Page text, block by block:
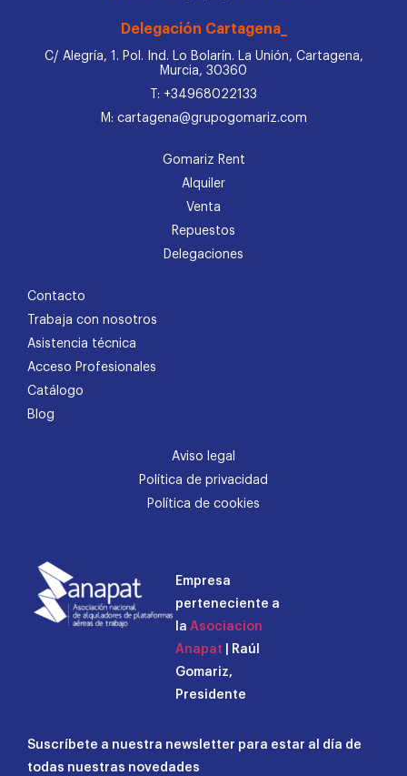
Delegación Cartagena_
C/ Alegría, 1. Pol. Ind. Lo Bolarín. La Unión, Cartagena,
Murcia, 30360
T: +34968022133
M: cartagena@grupogomariz.com
Gomariz Rent
Alquiler
Venta
Repuestos
Delegaciones
Contacto
Trabaja con nosotros
Asistencia técnica
Acceso Profesionales
Catálogo
Blog
Aviso legal
Política de privacidad
Política de cookies
Empresa
perteneciente a
la Asociacion
Anapat | Raúl
Gomariz,
Presidente
Suscríbete a nuestra newsletter para estar al día de
todas nuestras novedades